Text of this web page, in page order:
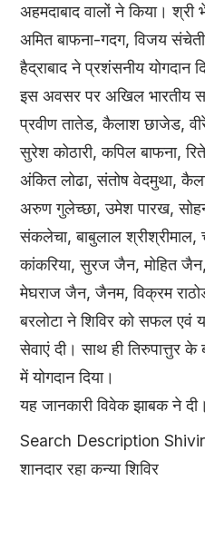
अहमदाबाद वालों ने किया। श्री
अमित बाफना-गदग, विजय
हैद्राबाद ने प्रशंसनीय योगदान
इस अवसर पर अखिल भारतीय
प्रवीण तातेड, कैलाश छाजेड,
सुरेश कोठारी, कपिल बाफना,
अंकित लोढा, संतोष वेदमुथा,
अरुण गुलेच्छा, उमेश पारख,
संकलेचा, बाबुलाल श्रीश्रीमाल,
कांकरिया, सुरज जैन, मोहित
मेघराज जैन, जैनम, विक्रम
बरलोटा ने शिविर को सफल एवं
सेवाएं दी। साथ ही तिरुपात्तुर
में योगदान दिया।
यह जानकारी विवेक झाबक ने दी।
Search Description Shivir
शानदार रहा कन्या शिविर